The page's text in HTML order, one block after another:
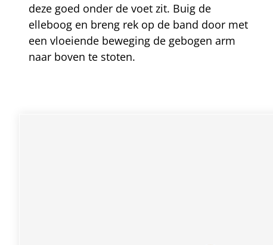
deze goed onder de voet zit. Buig de
elleboog en breng rek op de band door met
een vloeiende beweging de gebogen arm
naar boven te stoten.